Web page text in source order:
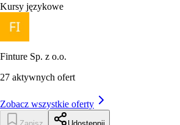
Kursy językowe
Finture Sp. z o.o.
27 aktywnych ofert
Zobacz wszystkie oferty